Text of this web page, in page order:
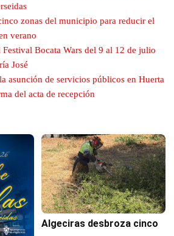
zonas del municipio para reducir el
verano
Bocata Wars del 9 al 12 de julio
José
asunción de servicios públicos en Huerta
del acta de recepción
Algeciras desbroza cinco